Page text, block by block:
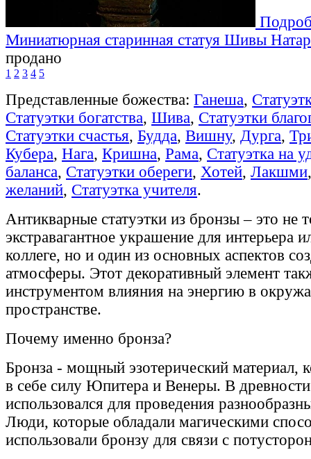
Миниатюрная старинная статуя Шивы
продано
1 2 3 4 5
Представленные божества: Ганеша,
Статуэтки богатства, Шива, Статуэтки
Статуэтки счастья, Будда, Вишну, Дурга,
Кубера, Нага, Кришна, Рама, Статуэтка на
баланса, Статуэтки обереги, Хотей, Лакшми
желаний, Статуэтка учителя.
Антикварные статуэтки из бронзы – это не
экстравагантное украшение для интерьера
коллеге, но и один из основных аспектов
атмосферы. Этот декоративный элемент
инструментом влияния на энергию в
пространстве.
Почему именно бронза?
Бронза - мощный эзотерический материал,
в себе силу Юпитера и Венеры. В
использовался для проведения
Люди, которые обладали магическими
использовали бронзу для связи с